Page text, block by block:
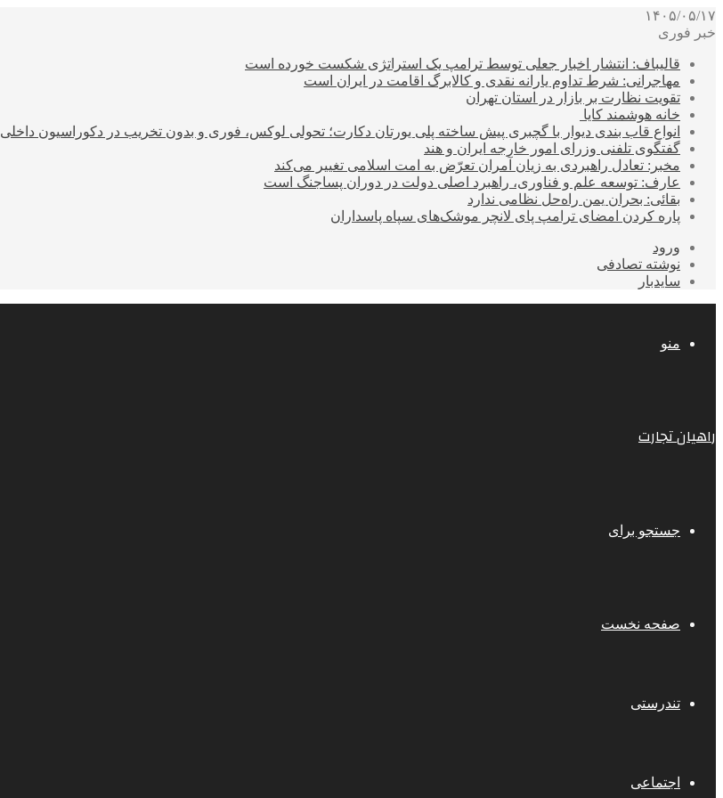
۱۴۰۵/۰۵/۱۷
خبر فوری
قالیباف: انتشار اخبار جعلی توسط ترامپ یک استراتژی شکست خورده است
مهاجرانی: شرط تداوم یارانه نقدی و کالابرگ اقامت در ایران است
تقویت نظارت بر بازار در استان تهران
خانه هوشمند کایا
انواع قاب بندی دیوار با گچبری پیش ساخته پلی یورتان دکارت؛ تحولی لوکس، فوری و بدون تخریب در دکوراسیون داخلی
گفتگوی تلفنی وزرای امور خارجه ایران و هند
مخبر: تعادل راهبردی به زیان آمران تعرّض به امت اسلامی تغییر می‌کند
عارف: توسعه علم و فناوری، راهبرد اصلی دولت در دوران پساجنگ است
بقائی: بحران یمن راه‌حل نظامی ندارد
پاره کردن امضای ترامپ پای لانچر موشک‌های سپاه پاسداران
ورود
نوشته تصادفی
سایدبار
منو
راهیان تجارت
جستجو برای
صفحه نخست
تندرستی
اجتماعی